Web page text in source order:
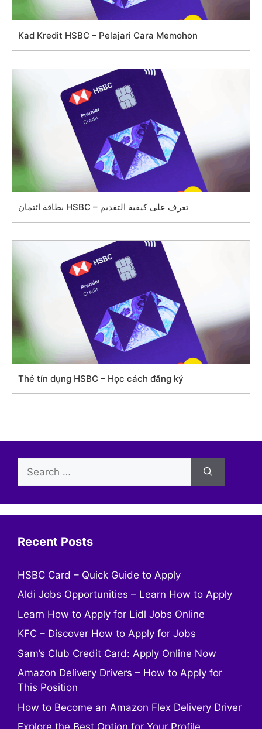
Kad Kredit HSBC – Pelajari Cara Memohon
بطاقة ائتمان HSBC – تعرف على كيفية التقديم
Thẻ tín dụng HSBC – Học cách đăng ký
for:
Recent Posts
HSBC Card – Quick Guide to Apply
Aldi Jobs Opportunities – Learn How to Apply
Learn How to Apply for Lidl Jobs Online
KFC – Discover How to Apply for Jobs
Sam’s Club Credit Card: Apply Online Now
Amazon Delivery Drivers – How to Apply for
This Position
How to Become an Amazon Flex Delivery Driver
Explore the Best Option for Your Profile